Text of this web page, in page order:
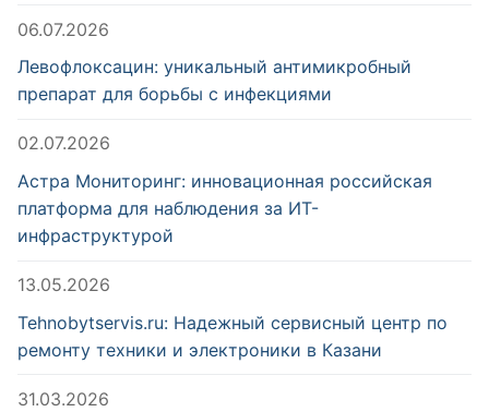
06.07.2026
Левофлоксацин: уникальный антимикробный
препарат для борьбы с инфекциями
02.07.2026
Астра Мониторинг: инновационная российская
платформа для наблюдения за ИТ-
инфраструктурой
13.05.2026
Tehnobytservis.ru: Надежный сервисный центр по
ремонту техники и электроники в Казани
31.03.2026